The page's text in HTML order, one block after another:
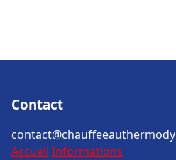
Contact
Accueil Informations